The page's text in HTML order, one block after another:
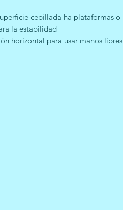
cepillada ha plataformas o
la estabilidad
horizontal para usar manos libres